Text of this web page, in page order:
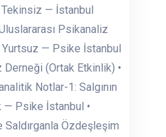
— İstanbul
Psikanaliz
Yurtsuz — Psike İstanbul
(Ortak Etkinlik) •
Notlar-1: Salgının
— Psike İstanbul •
Saldırganla Özdeşleşim